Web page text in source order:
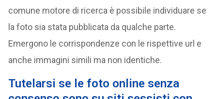
comune motore di ricerca è possibile individuare se
la foto sia stata pubblicata da qualche parte.
Emergono le corrispondenze con le rispettive url e
anche immagini simili ma non identiche.
Tutelarsi se le foto online senza